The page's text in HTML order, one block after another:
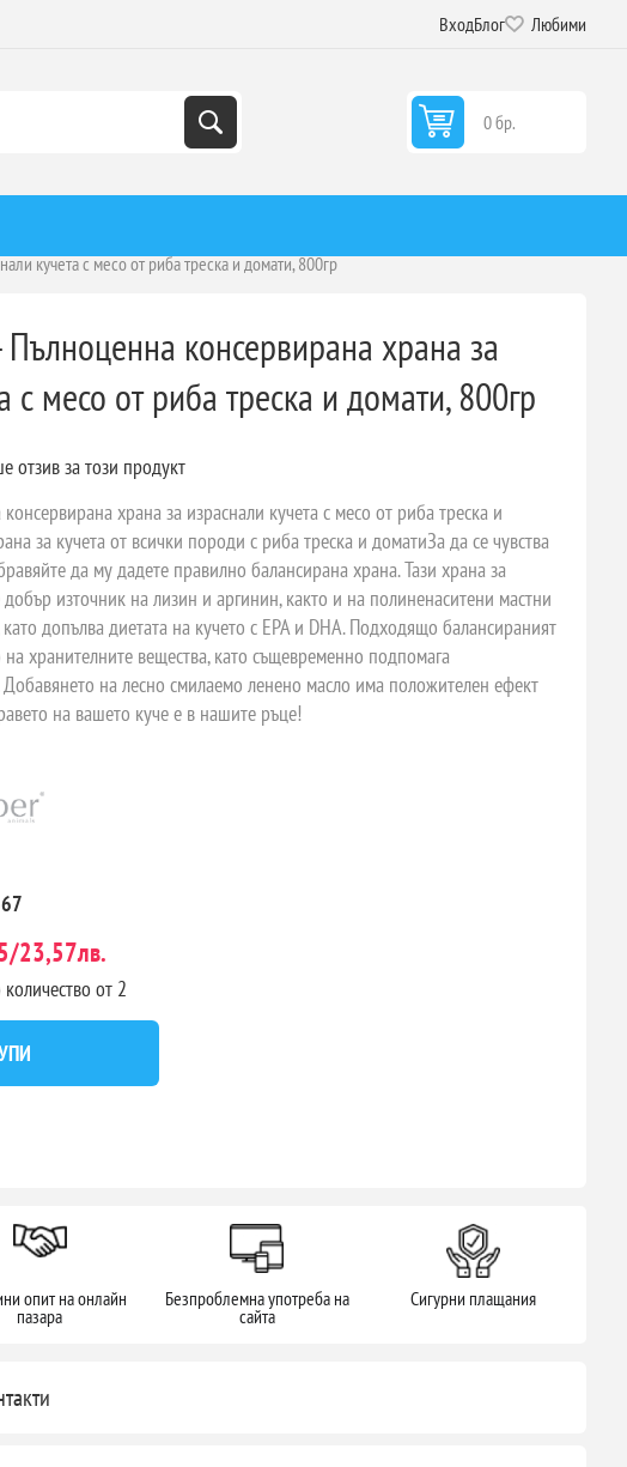
ВходБлог Любими
0 бр.
кучета с месо от риба треска и домати, 800гр
консервирана храна за
с месо от риба треска и домати, 800гр
отзив за този продукт
храна за израснали кучета с месо от риба треска и
за кучета от всички породи с риба треска и доматиЗа да се чувства
да му дадете правилно балансирана храна. Тази храна за
източник на лизин и аргинин, както и на полиненаситени мастни
допълва диетата на кучето с EPA и DHA. Подходящо балансираният
хранителните вещества, като същевременно подпомага
на лесно смилаемо ленено масло има положителен ефект
на вашето куче е в нашите ръце!
23,57лв.
от 2
опит на онлайн
пазара
Безпроблемна употреба на
сайта
Сигурни плащания